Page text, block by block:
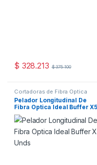
$ 328.213 $375.100
Cortadoras de Fibra Óptica
Pelador Longitudinal De
Fibra Optica Ideal Buffer X5
Unds